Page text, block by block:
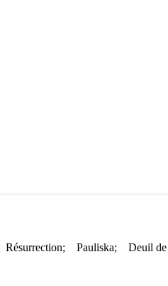
Pauliska; Deuil de